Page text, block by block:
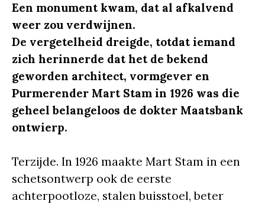
Een monument kwam, dat al afkalvend
weer zou verdwijnen.
De vergetelheid dreigde, totdat iemand
zich herinnerde dat het de bekend
geworden architect, vormgever en
Purmerender Mart Stam in 1926 was die
geheel belangeloos de dokter Maatsbank
ontwierp.
Terzijde. In 1926 maakte Mart Stam in een
schetsontwerp ook de eerste
achterpootloze, stalen buisstoel, beter